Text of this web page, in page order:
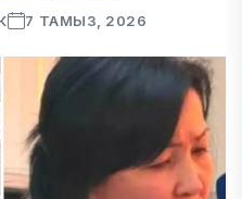
7 ТАМЫЗ, 2026